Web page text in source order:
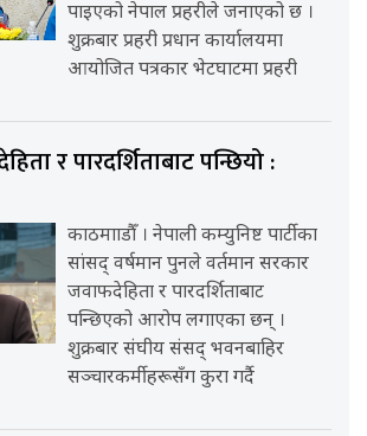
पाइएको नेपाल प्रहरीले जनाएको छ ।
शुक्रबार प्रहरी प्रधान कार्यालयमा
आयोजित पत्रकार भेटघाटमा प्रहरी
र पारदर्शिताबाट पन्छियो :
काठमााडौँ । नेपाली कम्युनिष्ट पार्टीका
सांसद् वर्षमान पुनले वर्तमान सरकार
जवाफदेहिता र पारदर्शिताबाट
पन्छिएको आरोप लगाएका छन् ।
शुक्रबार संघीय संसद् भवनबाहिर
सञ्चारकर्मीहरूसँग कुरा गर्दै